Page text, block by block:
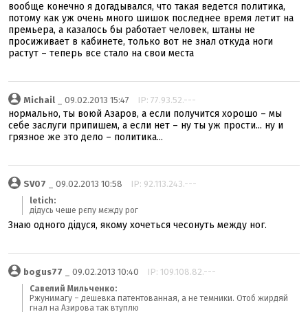
вообще конечно я догадывался, что такая ведется политика,
потому как уж очень много шишок последнее время летит на
премьера, а казалось бы работает человек, штаны не
просиживает в кабинете, только вот не знал откуда ноги
растут – теперь все стало на свои места
Michail _ 09.02.2013 15:47 IP: 77.93.52.---
нормально, ты воюй Азаров, а если получится хорошо – мы
себе заслуги припишем, а если нет – ну ты уж прости... ну и
грязное же это дело – политика...
SV07 _ 09.02.2013 10:58 IP: 92.113.243.---
letich:
дідусь чеше рєпу мєжду рог
Знаю одного дідуся, якому хочеться чесонуть между ног.
bogus77 _ 09.02.2013 10:40 IP: 109.108.82.---
Савелий Мильченко:
Ржунимагу – дешевка патентованная, а не темники. Отоб жирдяй
гнал на Азирова так втуплю